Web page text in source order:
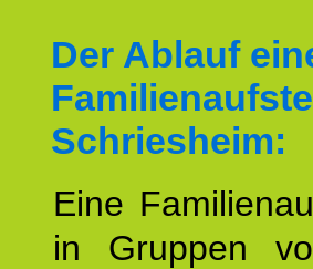
Der Ablauf
Schriesheim:
Eine
in Gruppen